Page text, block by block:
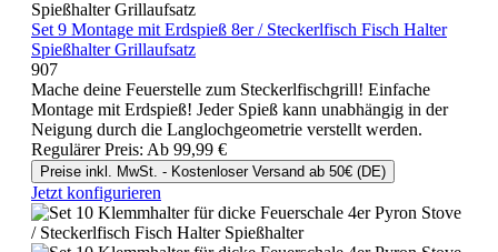
Set 9 Montage mit Erdspieß 8er / Steckerlfisch Fisch Halter
Spießhalter Grillaufsatz
907
Mache deine Feuerstelle zum Steckerlfischgrill! Einfache
Montage mit Erdspieß! Jeder Spieß kann unabhängig in der
Neigung durch die Langlochgeometrie verstellt werden.
Regulärer Preis: Ab 99,99 €
Preise inkl. MwSt. - Kostenloser Versand ab 50€ (DE)
Jetzt konfigurieren